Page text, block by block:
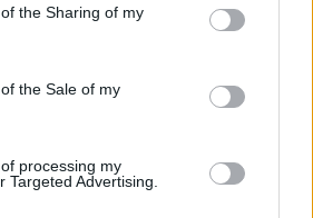
the Sharing of my
the Sale of my
processing my
Targeted Advertising.
GREECE και
ΣΕΠΕΕ ένωσαν δυνάμεις για την
– κλωστοϋφαντουργίας
νέα ευρωπαϊκή έκθεση για την
υγεία ανοίγει τις πύλες